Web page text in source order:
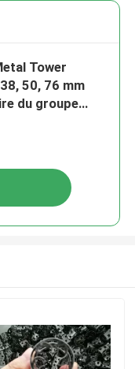
Tower
50, 76 mm
du groupe